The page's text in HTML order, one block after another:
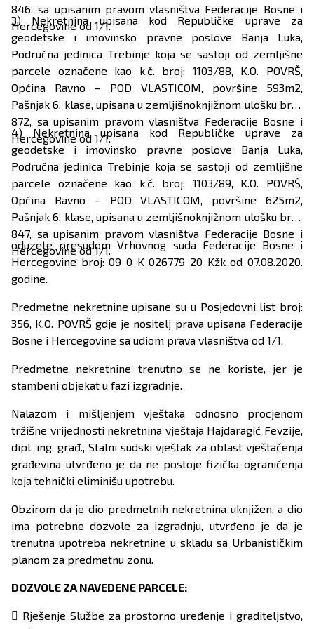
846, sa upisanim pravom vlasništva Federacije Bosne i
Hercegovine od 1/1.
3) Nekretnina upisana kod Republičke uprave za
geodetske i imovinsko pravne poslove Banja Luka,
Područna jedinica Trebinje koja se sastoji od zemljišne
parcele označene kao k.č. broj: 1103/88, K.O. POVRŠ,
Općina Ravno – POD VLASTICOM, površine 593m2,
Pašnjak 6. klase, upisana u zemljišnoknjižnom ulošku broj:
872, sa upisanim pravom vlasništva Federacije Bosne i
Hercegovine od 1/1.
4) Nekretnina upisana kod Republičke uprave za
geodetske i imovinsko pravne poslove Banja Luka,
Područna jedinica Trebinje koja se sastoji od zemljišne
parcele označene kao k.č. broj: 1103/89, K.O. POVRŠ,
Općina Ravno – POD VLASTICOM, površine 625m2,
Pašnjak 6. klase, upisana u zemljišnoknjižnom ulošku broj:
847, sa upisanim pravom vlasništva Federacije Bosne i
Hercegovine od 1/1.
oduzete presudom Vrhovnog suda Federacije Bosne i
Hercegovine broj: 09 0 K 026779 20 Kžk od 07.08.2020.
godine.
Predmetne nekretnine upisane su u Posjedovni list broj:
356, K.O. POVRŠ gdje je nositelj prava upisana Federacije
Bosne i Hercegovine sa udiom prava vlasništva od 1/1.
Predmetne nekretnine trenutno se ne koriste, jer je
stambeni objekat u fazi izgradnje.
Nalazom i mišljenjem vještaka odnosno procjenom
tržišne vrijednosti nekretnina vještaja Hajdaragić Fevzije,
dipl. ing. građ., Stalni sudski vještak za oblast vještačenja
građevina utvrđeno je da ne postoje fizička ograničenja
koja tehnički eliminišu upotrebu.
Obzirom da je dio predmetnih nekretnina uknjižen, a dio
ima potrebne dozvole za izgradnju, utvrđeno je da je
trenutna upotreba nekretnine u skladu sa Urbanističkim
planom za predmetnu zonu.
DOZVOLE ZA NAVEDENE PARCELE:
 Rješenje Službe za prostorno uređenje i graditeljstvo,